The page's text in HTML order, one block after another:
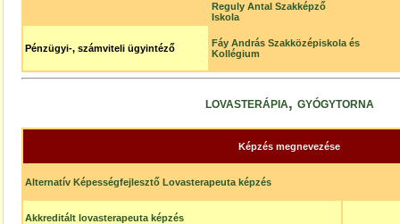
Reguly Antal Szakképző
Iskola
Pénzügyi-, számviteli ügyintéző
Fáy András Szakközépiskola és
Kollégium
lovasterápia, gyógytorna
Képzés megnevezése
Alternatív Képességfejlesztő Lovasterapeuta képzés
Akkreditált lovasterapeuta képzés